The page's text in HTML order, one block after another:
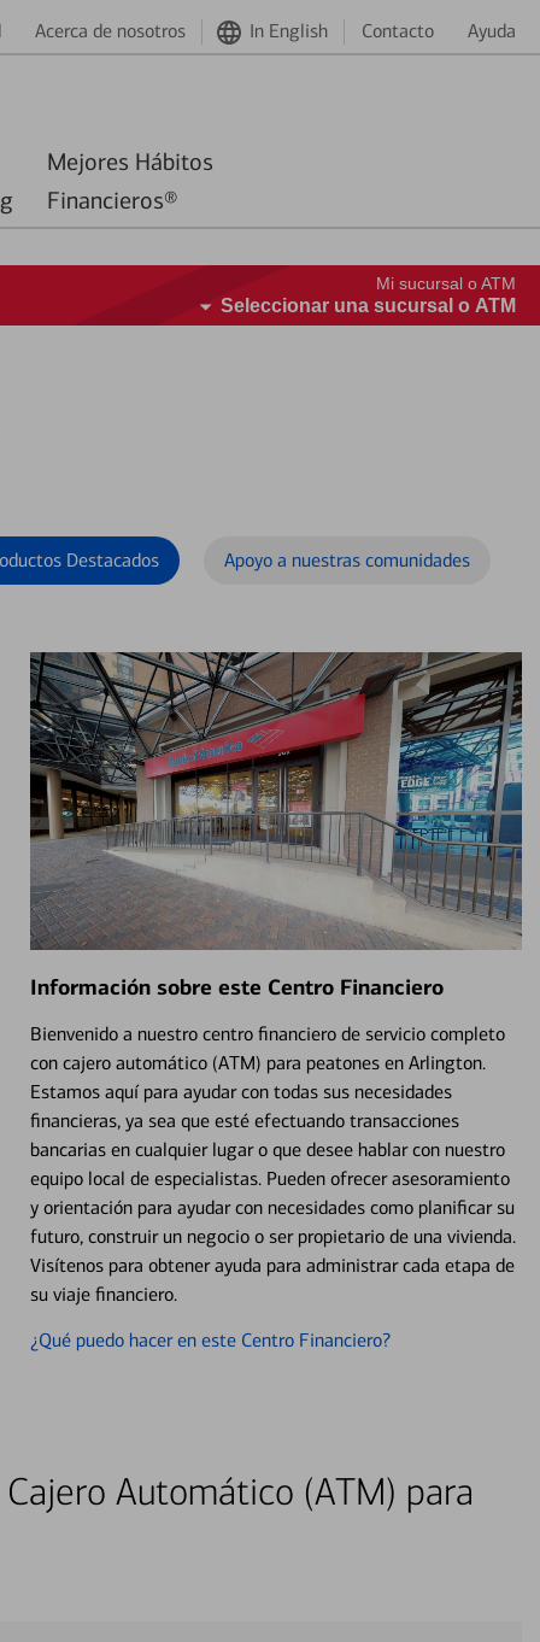
Acerca de nosotros In English Contacto Ayuda
Mejores Hábitos
Financieros®
Mi sucursal o ATM
Seleccionar una sucursal o ATM
Destacados Apoyo a nuestras comunidades
Información sobre este Centro Financiero
Bienvenido a nuestro centro financiero de servicio completo
con cajero automático (ATM) para peatones en Arlington.
Estamos aquí para ayudar con todas sus necesidades
financieras, ya sea que esté efectuando transacciones
bancarias en cualquier lugar o que desee hablar con nuestro
equipo local de especialistas. Pueden ofrecer asesoramiento
y orientación para ayudar con necesidades como planificar su
futuro, construir un negocio o ser propietario de una vivienda.
Visítenos para obtener ayuda para administrar cada etapa de
su viaje financiero.
¿Qué puedo hacer en este Centro Financiero?
Automático (ATM) para